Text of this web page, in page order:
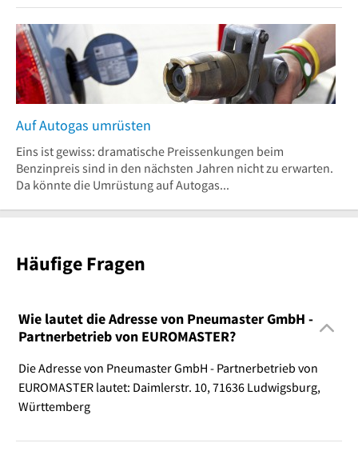
Auf Autogas umrüsten
Eins ist gewiss: dramatische Preissenkungen beim
Benzinpreis sind in den nächsten Jahren nicht zu erwarten.
Da könnte die Umrüstung auf Autogas...
Häufige Fragen
Wie lautet die Adresse von Pneumaster GmbH -
Partnerbetrieb von EUROMASTER?
Die Adresse von Pneumaster GmbH - Partnerbetrieb von
EUROMASTER lautet: Daimlerstr. 10, 71636 Ludwigsburg,
Württemberg